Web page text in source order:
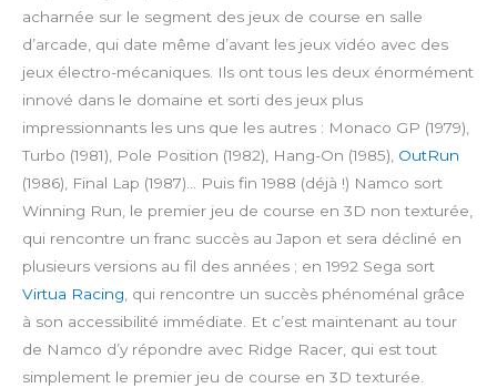
acharnée sur le segment des jeux de course en salle
d’arcade, qui date même d’avant les jeux vidéo avec des
jeux électro-mécaniques. Ils ont tous les deux énormément
innové dans le domaine et sorti des jeux plus
impressionnants les uns que les autres : Monaco GP (1979),
Turbo (1981), Pole Position (1982), Hang-On (1985), OutRun
(1986), Final Lap (1987)… Puis fin 1988 (déjà !) Namco sort
Winning Run, le premier jeu de course en 3D non texturée,
qui rencontre un franc succès au Japon et sera décliné en
plusieurs versions au fil des années ; en 1992 Sega sort
Virtua Racing, qui rencontre un succès phénoménal grâce
à son accessibilité immédiate. Et c’est maintenant au tour
de Namco d’y répondre avec Ridge Racer, qui est tout
simplement le premier jeu de course en 3D texturée.